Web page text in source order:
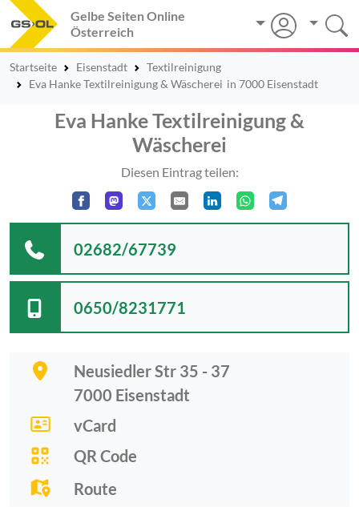
Gelbe Seiten Online
Österreich
Startseite Eisenstadt
Textilreinigung
Eva Hanke Textilreinigung & Wäscherei in 7000 Eisenstadt
Eva Hanke Textilreinigung &
Wäscherei
Diesen Eintrag teilen:
Neusiedler Str 35 - 37
7000 Eisenstadt
vCard
QR Code
Route
02682/67739
0650/8231771